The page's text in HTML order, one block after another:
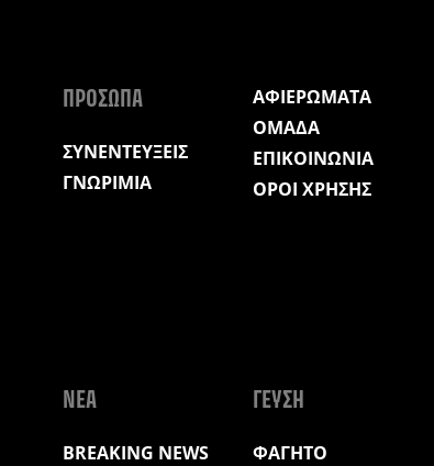
ΠΡΟΣΩΠΑ
ΣΥΝΕΝΤΕΥΞΕΙΣ
ΓΝΩΡΙΜΙΑ
ΑΦΙΕΡΩΜΑΤΑ
ΟΜΑΔΑ
ΕΠΙΚΟΙΝΩΝΙΑ
ΟΡΟΙ ΧΡΗΣΗΣ
ΝΕΑ
BREAKING NEWS
ΓΕΥΣΗ
ΦΑΓΗΤΟ